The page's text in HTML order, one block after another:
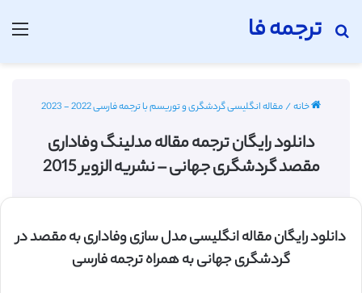
ترجمه فا
جستجو برای
خانه/مقاله انگلیسی گردشگری و توریسم با ترجمه فارسی 2022 - 2023
دانلود رایگان ترجمه مقاله مدلینگ وفاداری
مقصد گردشگری جهانی – نشریه الزویر 2015
دانلود رایگان مقاله انگلیسی مدل سازی وفاداری به مقصد در
گردشگری جهانی به همراه ترجمه فارسی